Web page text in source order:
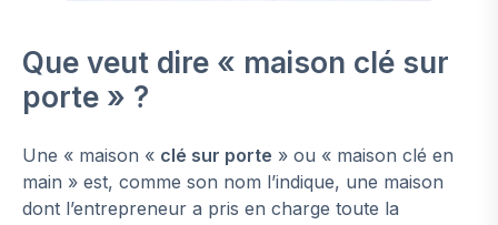
Que veut dire « maison clé sur
porte » ?
Une « maison « clé sur porte » ou « maison clé en
main » est, comme son nom l’indique, une maison
dont l’entrepreneur a pris en charge toute la